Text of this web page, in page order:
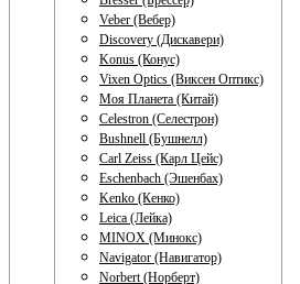
Veber (Вебер)
Discovery (Дискавери)
Konus (Конус)
Vixen Optics (Виксен Оптикс)
Моя Планета (Китай)
Celestron (Селестрон)
Bushnell (Бушнелл)
Carl Zeiss (Карл Цейс)
Eschenbach (Эшенбах)
Kenko (Кенко)
Leica (Лейка)
MINOX (Минокс)
Navigator (Навигатор)
Norbert (Норберт)